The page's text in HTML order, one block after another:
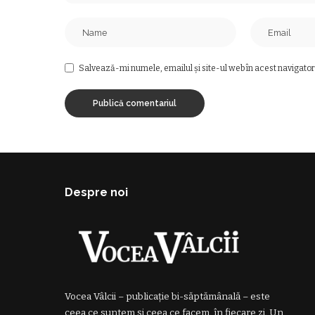
Salvează-mi numele, emailul și site-ul web în acest
Despre noi
Vocea Vâlcii – publicație bi-săptămânală – este
ceea ce suntem și ceea ce facem, în fiecare zi. Un